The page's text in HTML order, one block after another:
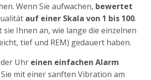
Wenn Sie aufwachen, bewertet
auf einer Skala von 1 bis 100.
Ihnen an, wie lange die einzelnen
tief und REM) gedauert haben.
Uhr einen einfachen Alarm
Sie mit einer sanften Vibration am